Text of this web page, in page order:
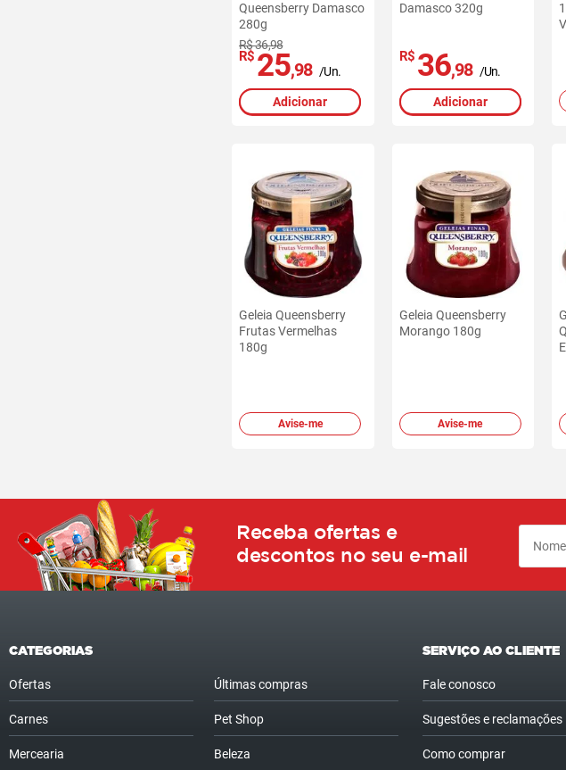
Queensberry Damasco
280g
R$ 36,98
R$ 25,98 /Un.
Adicionar
Damasco 320g
R$ 36,98 /Un.
Adicionar
Geleia Queensberry
Frutas Vermelhas
180g
Avise-me
Geleia Queensberry
Morango 180g
Avise-me
Receba ofertas e
descontos no seu e-mail
CATEGORIAS
Ofertas
Carnes
Mercearia
Últimas compras
Pet Shop
Beleza
SERVIÇO AO CLIENTE
Fale conosco
Sugestões e reclamações
Como comprar